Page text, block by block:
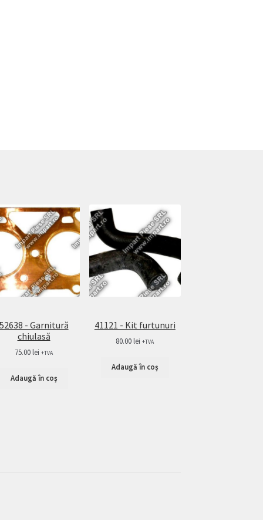
- Garnitură
chiulasă
75.00lei +TVA
Adaugă în coș
41121 - Kit furtunuri
80.00lei +TVA
Adaugă în coș